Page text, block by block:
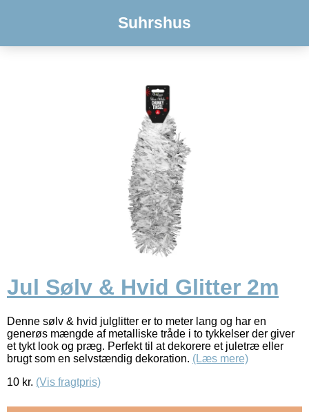
Suhrshus
Jul Sølv & Hvid Glitter 2m
Denne sølv & hvid julglitter er to meter lang og har en
generøs mængde af metalliske tråde i to tykkelser der giver
et tykt look og præg. Perfekt til at dekorere et juletræ eller
brugt som en selvstændig dekoration. (Læs mere)
10 kr. (Vis fragtpris)